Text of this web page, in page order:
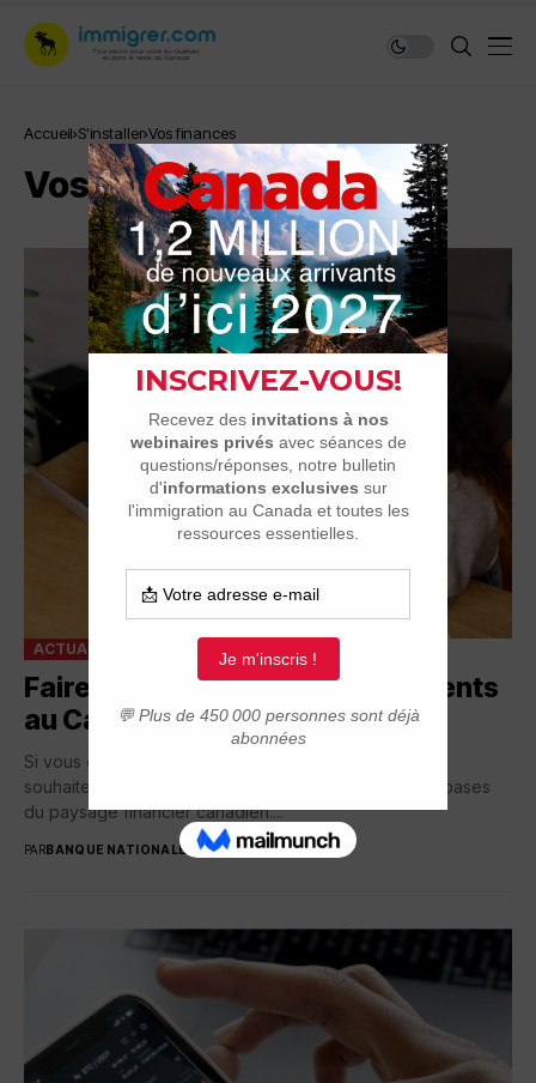
Accueil S'installer Vos finances
Vos finances
ACTUALITÉ VOS FINANCES
Faire vos premiers investissements
au Canada
Si vous êtes nouvel arrivant au Canada et que vous
souhaitez investir, il est essentiel de comprendre les bases
du paysage financier canadien....
PARBANQUE NATIONALE 31 OCTOBRE 2024